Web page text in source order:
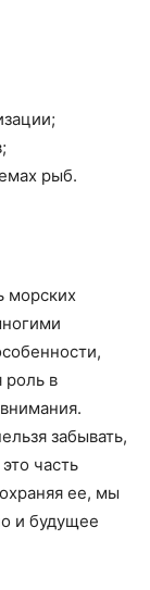
рыб.
морских
роль в
забывать,
часть
ее, мы
и будущее